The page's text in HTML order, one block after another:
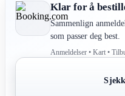
Klar for å
Sammenlign
som passer deg best.
Anmeldelser • Kart •